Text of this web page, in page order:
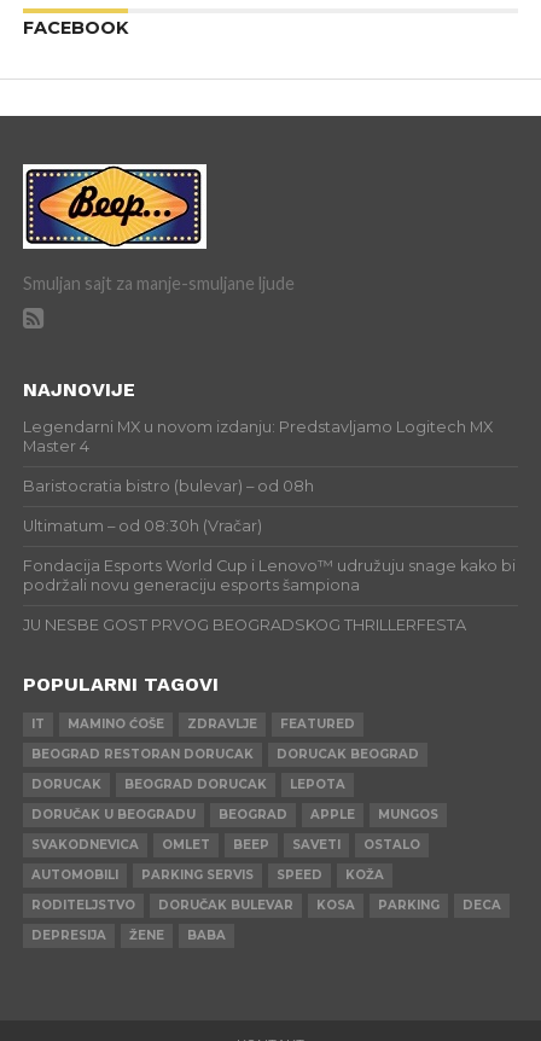
FACEBOOK
Smuljan sajt za manje-smuljane ljude
NAJNOVIJE
Legendarni MX u novom izdanju: Predstavljamo Logitech MX
Master 4
Baristocratia bistro (bulevar) – od 08h
Ultimatum – od 08:30h (Vračar)
Fondacija Esports World Cup i Lenovo™ udružuju snage kako bi
podržali novu generaciju esports šampiona
JU NESBE GOST PRVOG BEOGRADSKOG THRILLERFESTA
POPULARNI TAGOVI
IT MAMINO ĆOŠE ZDRAVLJE
FEATURED
BEOGRAD RESTORAN DORUCAK
DORUCAK BEOGRAD
DORUCAK
BEOGRAD DORUCAK
LEPOTA
DORUČAK U BEOGRADU
BEOGRAD APPLE
MUNGOS
SVAKODNEVICA
OMLET BEEP SAVETI
OSTALO
AUTOMOBILI
PARKING SERVIS SPEED
KOŽA
RODITELJSTVO
DORUČAK BULEVAR KOSA PARKING
DECA
DEPRESIJA
ŽENE BABA